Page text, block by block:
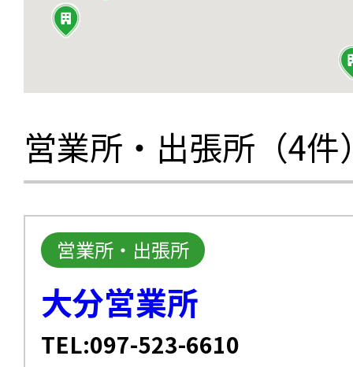
営業所・出張所（4件
営業所・出張所
大分営業所
TEL:097-523-6610